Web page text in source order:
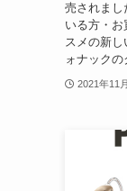
売されまし
いる方・
スメの新
ォナック
2021年11